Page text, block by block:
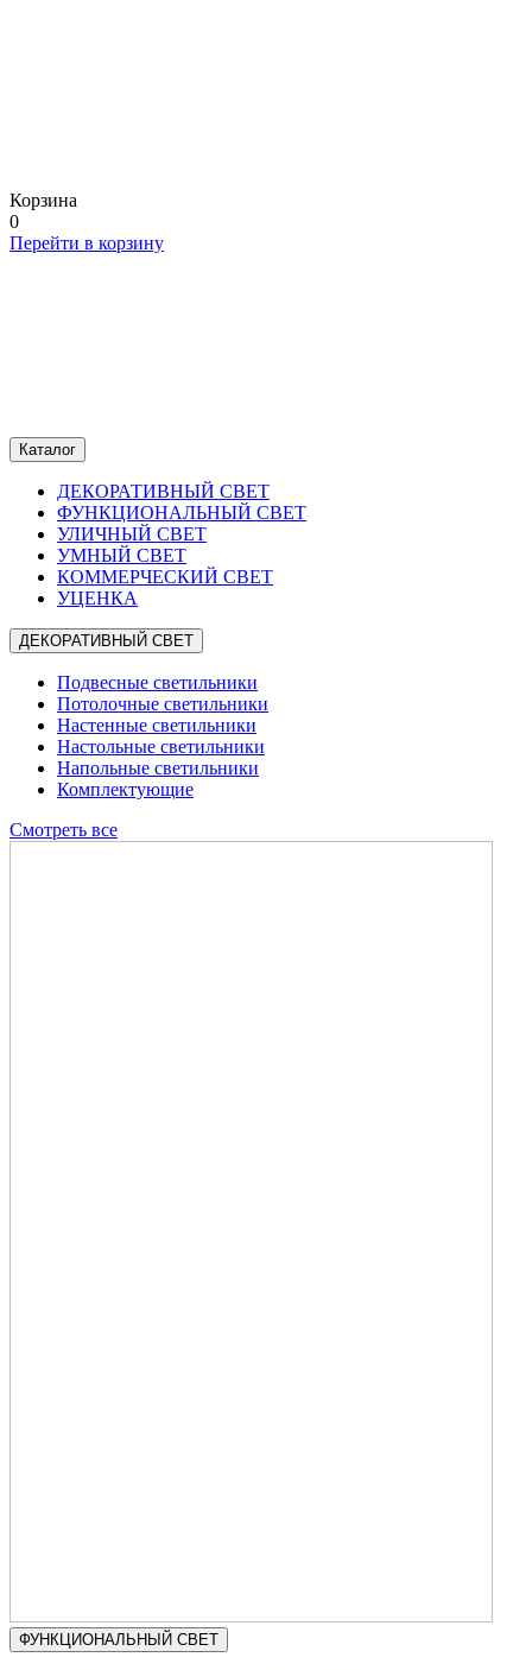
Корзина
0
Перейти в корзину
Каталог
ДЕКОРАТИВНЫЙ СВЕТ
ФУНКЦИОНАЛЬНЫЙ СВЕТ
УЛИЧНЫЙ СВЕТ
УМНЫЙ СВЕТ
КОММЕРЧЕСКИЙ СВЕТ
УЦЕНКА
ДЕКОРАТИВНЫЙ СВЕТ
Подвесные светильники
Потолочные светильники
Настенные светильники
Настольные светильники
Напольные светильники
Комплектующие
Смотреть все
ФУНКЦИОНАЛЬНЫЙ СВЕТ